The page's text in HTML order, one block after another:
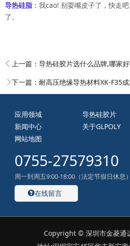
导热硅脂 ：我cao! 别耍嘴皮子了，快走
了。
上一篇： 导热硅胶片选什么品牌,哪家
下一篇： 耐高压绝缘导热材料XK-F35
应用领域 导热硅胶片
新闻中心
关于GLPOLY
网站地图
0755-27579310
周一到周五9:00-18:00（法定节假日休息）
在线留言
Copyright © 深圳市金菱通